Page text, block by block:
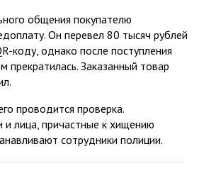
общения покупателю
Он перевел 80 тысяч рублей
коду, однако после поступления
прекратилась. Заказанный товар
проводится проверка.
и лица, причастные к хищению
сотрудники полиции.